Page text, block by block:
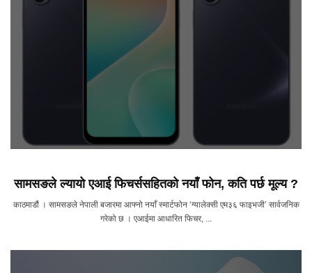
सामसङले ल्यायो एआई फिचर्ससहितको नयाँ फोन, कति पर्छ मूल्य ?
काठमाडौं । सामसङले नेपाली बजारमा आफ्नो नयाँ स्मार्टफोन ‘ग्यालेक्सी एम३६ फाइभजी’ सार्वजनिक
गरेको छ । एआईमा आधारित फिचर, ...